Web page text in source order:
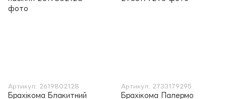
Артикул: 2619802128
Брахікома Блакитний
Артикул: 2733179295
Брахікома Палермо